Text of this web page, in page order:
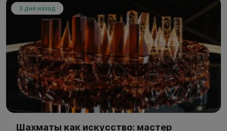
3 дня назад
Шахматы как искусство: мастер